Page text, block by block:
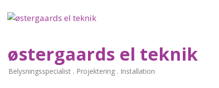
østergaards el teknik
Belysningsspecialist . Projektering . Installation